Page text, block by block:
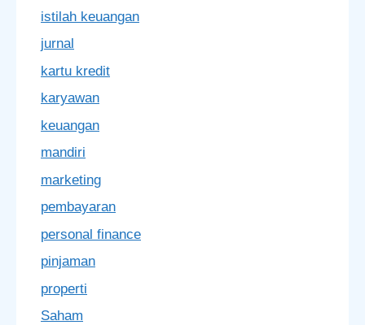
istilah keuangan
jurnal
kartu kredit
karyawan
keuangan
mandiri
marketing
pembayaran
personal finance
pinjaman
properti
Saham